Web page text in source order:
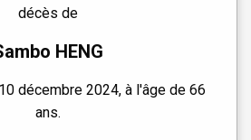
décès de
HENG
décembre 2024, à l'âge de 66
ans.